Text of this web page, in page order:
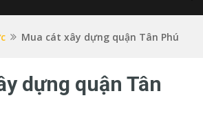
Mua cát xây dựng quận Tân Phú
dựng quận Tân